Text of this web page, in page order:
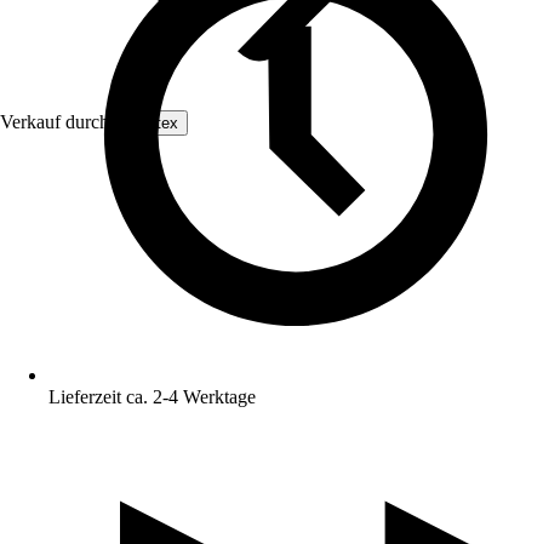
Verkauf durch: Xaratex
Lieferzeit ca. 2-4 Werktage